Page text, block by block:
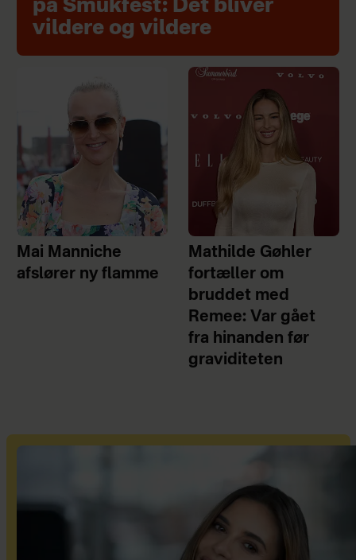
på Smukfest: Det bliver
vildere og vildere
Mai Manniche
afslører ny flamme
Mathilde Gøhler
fortæller om
bruddet med
Remee: Var gået
fra hinanden før
graviditeten